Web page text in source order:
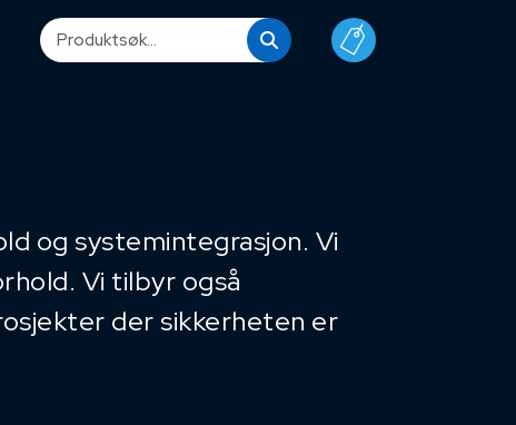
og systemintegrasjon. Vi
Vi tilbyr også
der sikkerheten er